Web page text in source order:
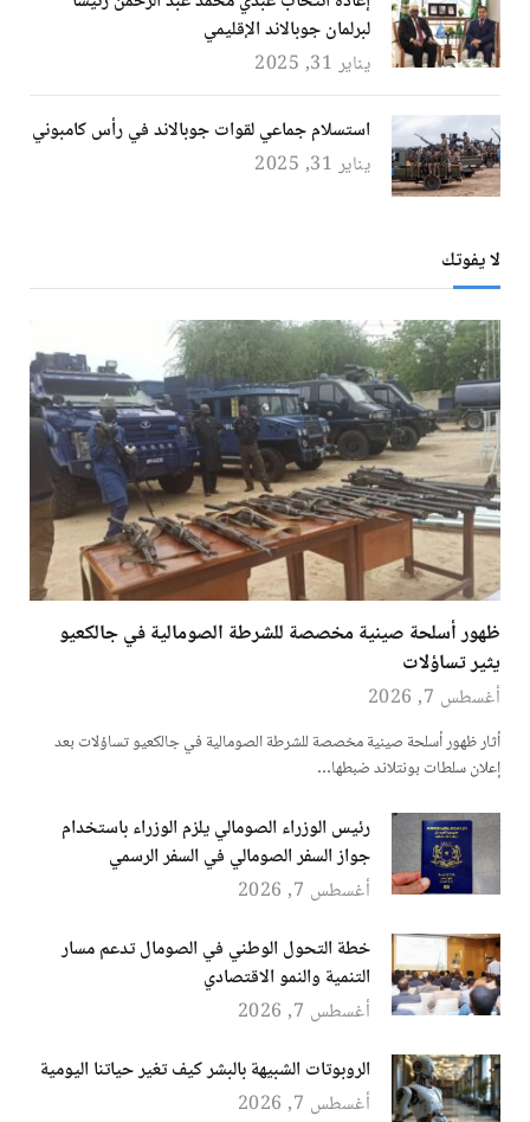
لبرلمان جوبالاند الإقليمي
يناير 31, 2025
استسلام جماعي لقوات جوبالاند في رأس كامبوني
يناير 31, 2025
لا يفوتك
ظهور أسلحة صينية مخصصة للشرطة الصومالية في جالكعيو
يثير تساؤلات
أغسطس 7, 2026
أثار ظهور أسلحة صينية مخصصة للشرطة الصومالية في جالكعيو تساؤلات بعد
إعلان سلطات بونتلاند ضبطها…
رئيس الوزراء الصومالي يلزم الوزراء باستخدام
جواز السفر الصومالي في السفر الرسمي
أغسطس 7, 2026
خطة التحول الوطني في الصومال تدعم مسار
التنمية والنمو الاقتصادي
أغسطس 7, 2026
الروبوتات الشبيهة بالبشر كيف تغير حياتنا اليومية
أغسطس 7, 2026